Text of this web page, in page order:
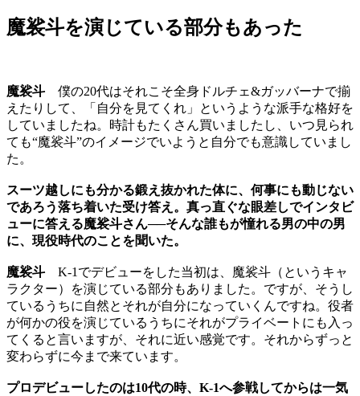
魔裟斗を演じている部分もあった
魔裟斗 僕の20代はそれこそ全身ドルチェ&ガッバーナで揃
えたりして、「自分を見てくれ」というような派手な格好を
していましたね。時計もたくさん買いましたし、いつ見られ
ても“魔裟斗”のイメージでいようと自分でも意識していまし
た。
スーツ越しにも分かる鍛え抜かれた体に、何事にも動じない
であろう落ち着いた受け答え。真っ直ぐな眼差しでインタビ
ューに答える魔裟斗さん──そんな誰もが憧れる男の中の男
に、現役時代のことを聞いた。
魔裟斗 K-1でデビューをした当初は、魔裟斗（というキャ
ラクター）を演じている部分もありました。ですが、そうし
ているうちに自然とそれが自分になっていくんですね。役者
が何かの役を演じているうちにそれがプライベートにも入っ
てくると言いますが、それに近い感覚です。それからずっと
変わらずに今まで来ています。
プロデビューしたのは10代の時、K-1へ参戦してからは一気